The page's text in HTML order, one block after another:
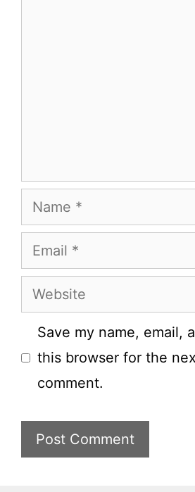
Name
Email
Website
Save my name, email,
this browser for the
comment.